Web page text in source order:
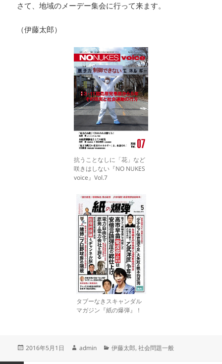
さて、地域のメーデー集会に行って来ます。
（伊藤太郎）
抗うことなしに「花」など
咲きはしない『NO NUKES
voice』Vol.7
タブーなきスキャンダル
マガジン『紙の爆弾』！
投
2016年5月1日
作
admin
カ
伊藤太郎,社会問題一般